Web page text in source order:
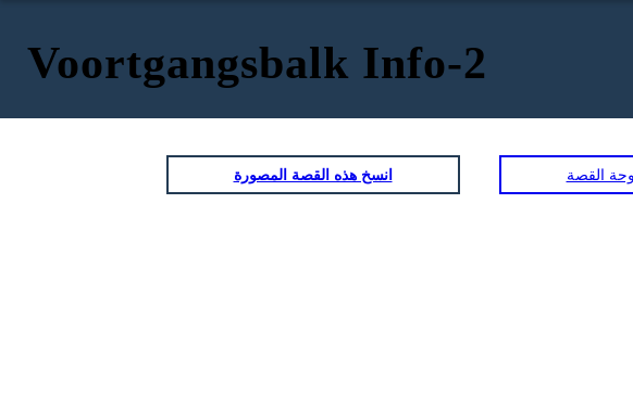
Voortgangsbalk Info-2
انسخ هذه القصة المصورة القصة